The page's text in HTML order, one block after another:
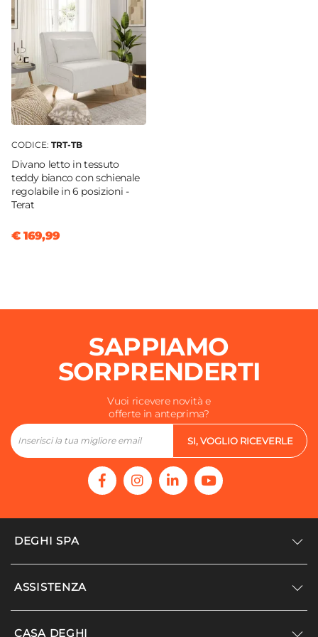
CODICE: TRT-TB
Divano letto in tessuto
teddy bianco con schienale
regolabile in 6 posizioni -
Terat
€ 169,99
SAPPIAMO
SORPRENDERTI
Vuoi ricevere novità e
offerte in anteprima?
SI, VOGLIO RICEVERLE
DEGHI SPA
Accedi/Registrati
ASSISTENZA
Supporto
CASA DEGHI